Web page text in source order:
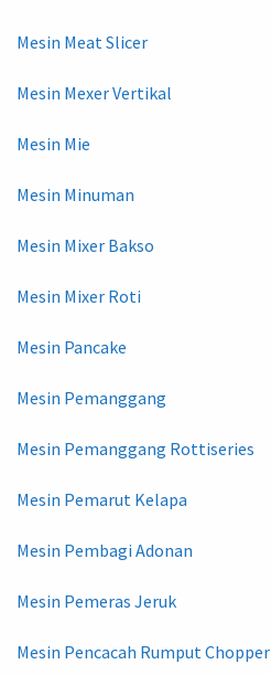
Mesin Meat Slicer
Mesin Mexer Vertikal
Mesin Mie
Mesin Minuman
Mesin Mixer Bakso
Mesin Mixer Roti
Mesin Pancake
Mesin Pemanggang
Mesin Pemanggang Rottiseries
Mesin Pemarut Kelapa
Mesin Pembagi Adonan
Mesin Pemeras Jeruk
Mesin Pencacah Rumput Chopper